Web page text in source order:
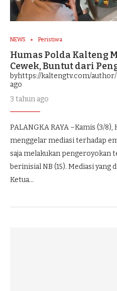
NEWS Peristiwa
Humas Polda Kalteng
Cewek, Buntut dari
byhttps://kaltengtv.com/
ago
3 tahun ago
PALANGKA RAYA –Kamis (3/
menggelar mediasi terhadap
saja melakukan pengeroyokan
berinisial NB (15). Mediasi yang
Ketua…